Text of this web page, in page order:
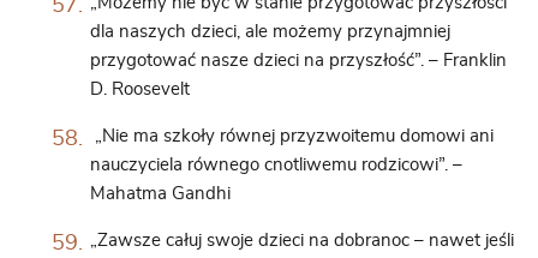
dla naszych dzieci, ale możemy przynajmniej
przygotować nasze dzieci na przyszłość”. – Franklin
D. Roosevelt
„Nie ma szkoły równej przyzwoitemu domowi ani
nauczyciela równego cnotliwemu rodzicowi”. –
Mahatma Gandhi
„Zawsze całuj swoje dzieci na dobranoc – nawet jeśli